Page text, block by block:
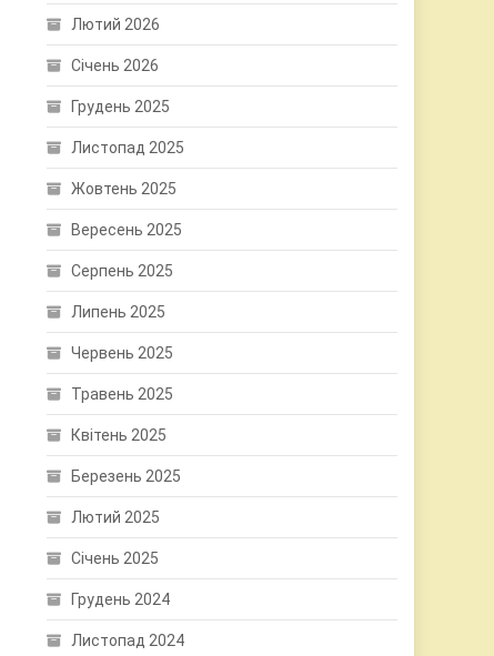
Лютий 2026
Січень 2026
Грудень 2025
Листопад 2025
Жовтень 2025
Вересень 2025
Серпень 2025
Липень 2025
Червень 2025
Травень 2025
Квітень 2025
Березень 2025
Лютий 2025
Січень 2025
Грудень 2024
Листопад 2024